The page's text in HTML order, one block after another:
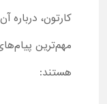
کارتون، درباره
مهم‌ترین
هستند: